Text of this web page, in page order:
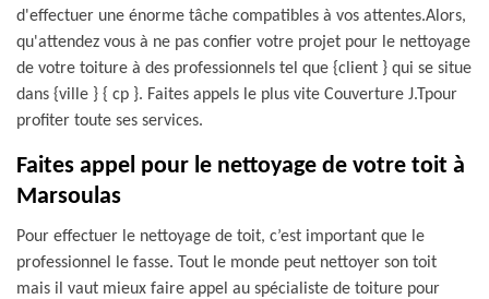
d'effectuer une énorme tâche compatibles à vos attentes.Alors,
qu'attendez vous à ne pas confier votre projet pour le nettoyage
de votre toiture à des professionnels tel que {client } qui se situe
dans {ville } { cp }. Faites appels le plus vite Couverture J.Tpour
profiter toute ses services.
Faites appel pour le nettoyage de votre toit à
Marsoulas
Pour effectuer le nettoyage de toit, c’est important que le
professionnel le fasse. Tout le monde peut nettoyer son toit
mais il vaut mieux faire appel au spécialiste de toiture pour